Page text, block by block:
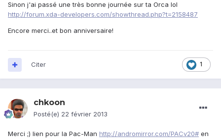
Sinon j'ai passé une très bonne journée sur ta Orca lol
http://forum.xda-developers.com/showthread.php?t=2158487
Encore merci..et bon anniversaire!
1
Citer
chkoon
Posté(e) 22 février 2013
Merci ;) lien pour la Pac-Man http://andromirror.com/PACv20# en